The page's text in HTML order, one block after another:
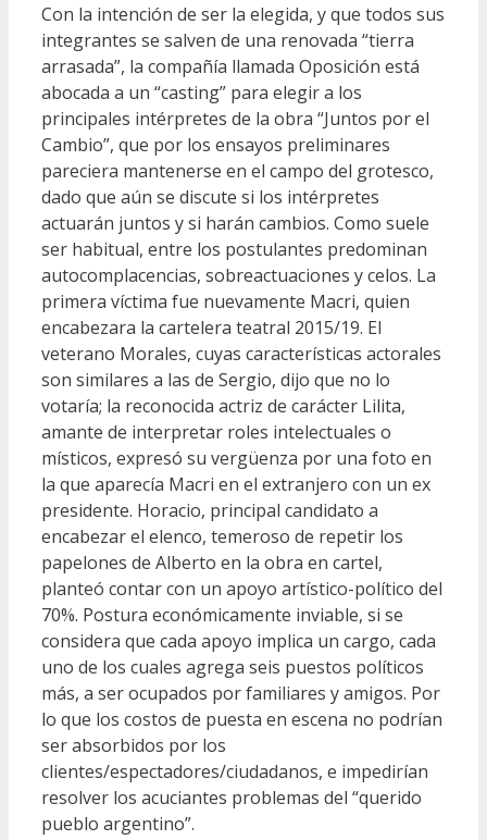
Con la intención de ser la elegida, y que todos sus
integrantes se salven de una renovada “tierra
arrasada”, la compañía llamada Oposición está
abocada a un “casting” para elegir a los
principales intérpretes de la obra “Juntos por el
Cambio”, que por los ensayos preliminares
pareciera mantenerse en el campo del grotesco,
dado que aún se discute si los intérpretes
actuarán juntos y si harán cambios. Como suele
ser habitual, entre los postulantes predominan
autocomplacencias, sobreactuaciones y celos. La
primera víctima fue nuevamente Macri, quien
encabezara la cartelera teatral 2015/19. El
veterano Morales, cuyas características actorales
son similares a las de Sergio, dijo que no lo
votaría; la reconocida actriz de carácter Lilita,
amante de interpretar roles intelectuales o
místicos, expresó su vergüenza por una foto en
la que aparecía Macri en el extranjero con un ex
presidente. Horacio, principal candidato a
encabezar el elenco, temeroso de repetir los
papelones de Alberto en la obra en cartel,
planteó contar con un apoyo artístico-político del
70%. Postura económicamente inviable, si se
considera que cada apoyo implica un cargo, cada
uno de los cuales agrega seis puestos políticos
más, a ser ocupados por familiares y amigos. Por
lo que los costos de puesta en escena no podrían
ser absorbidos por los
clientes/espectadores/ciudadanos, e impedirían
resolver los acuciantes problemas del “querido
pueblo argentino”.